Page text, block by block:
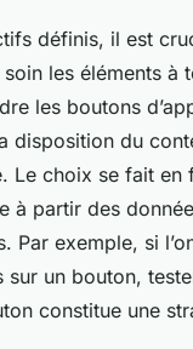
définis, il est
les éléments à
les boutons
disposition du
Le choix se fait en
à partir des
Par exemple, si
sur un bouton,
constitue une